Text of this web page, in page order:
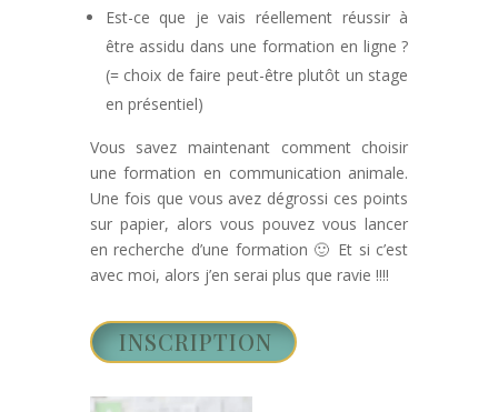
Est-ce que je vais réellement réussir à
être assidu dans une formation en ligne ?
(= choix de faire peut-être plutôt un stage
en présentiel)
Vous savez maintenant comment choisir
une formation en communication animale.
Une fois que vous avez dégrossi ces points
sur papier, alors vous pouvez vous lancer
en recherche d’une formation 🙂 Et si c’est
avec moi, alors j’en serai plus que ravie !!!!
INSCRIPTION